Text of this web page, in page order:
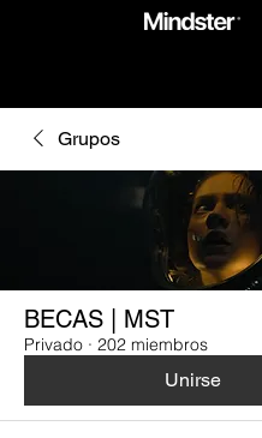
Grupos
BECAS | MST
Privado · 202 miembros
Unirse